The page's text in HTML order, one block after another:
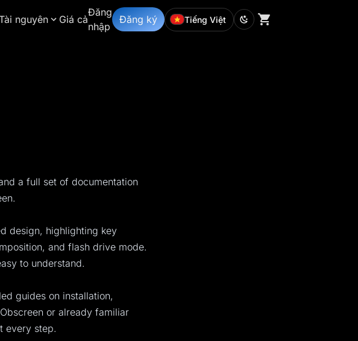
nguyên Giá cả
Đăng
nhập
Đăng ký Tiếng Việt
a full set of documentation
design, highlighting key
and flash drive mode.
to understand.
guides on installation,
or already familiar
every step.